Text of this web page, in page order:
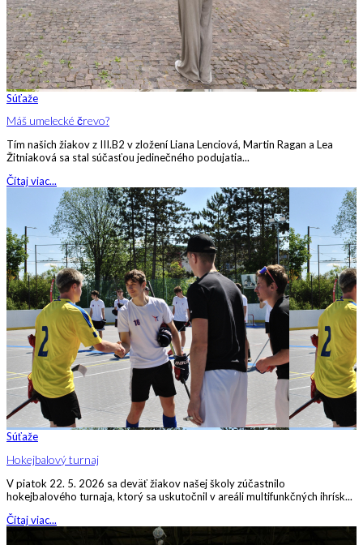
Súťaže
Máš umelecké črevo?
Tím našich žiakov z III.B2 v zložení Liana Lenciová, Martin Ragan a Lea
Žitniaková sa stal súčasťou jedinečného podujatia...
Čítaj viac...
Súťaže
Hokejbalový turnaj
V piatok 22. 5. 2026 sa deväť žiakov našej školy zúčastnilo
hokejbalového turnaja, ktorý sa uskutočnil v areáli multifunkčných ihrísk...
Čítaj viac...